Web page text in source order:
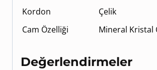
Kordon
Çelik
Cam Özelliği
Mineral Kristal
Değerlendirmeler